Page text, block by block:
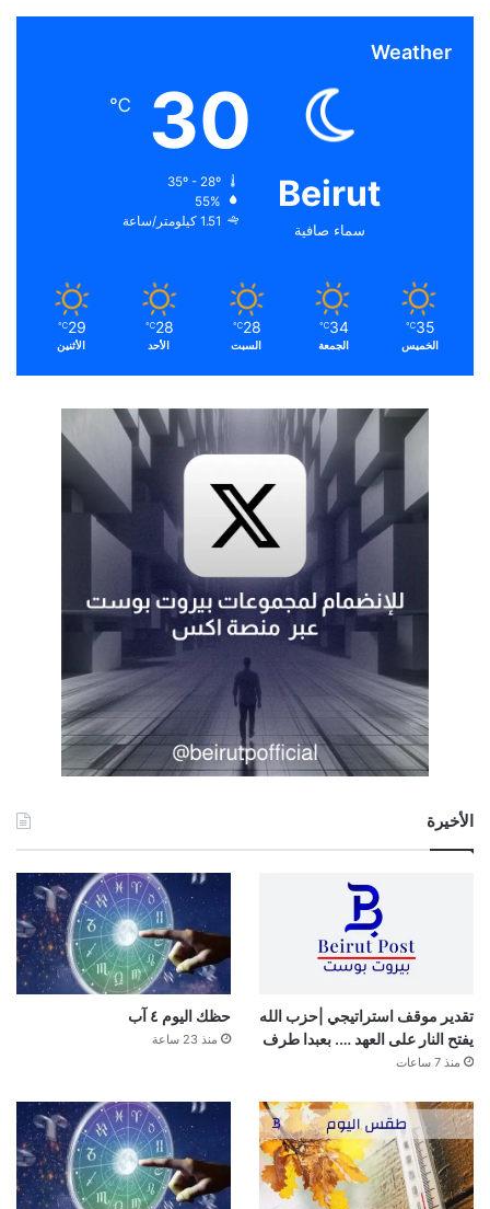
Weather
Beirut
سماء صافية
30
℃
55%
1.51 كيلومتر/ساعة
35
℃
الخميس
34
℃
الجمعة
28
℃
السبت
28
℃
الأحد
29
℃
الأثنين
الأخيرة
تقدير موقف استراتيجي |حزب الله
يفتح النار على العهد …. بعبدا طرف
منذ 7 ساعات
حظك اليوم ٤ آب
منذ 23 ساعة